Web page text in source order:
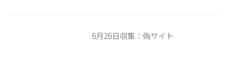
6月26日収集：偽サイト